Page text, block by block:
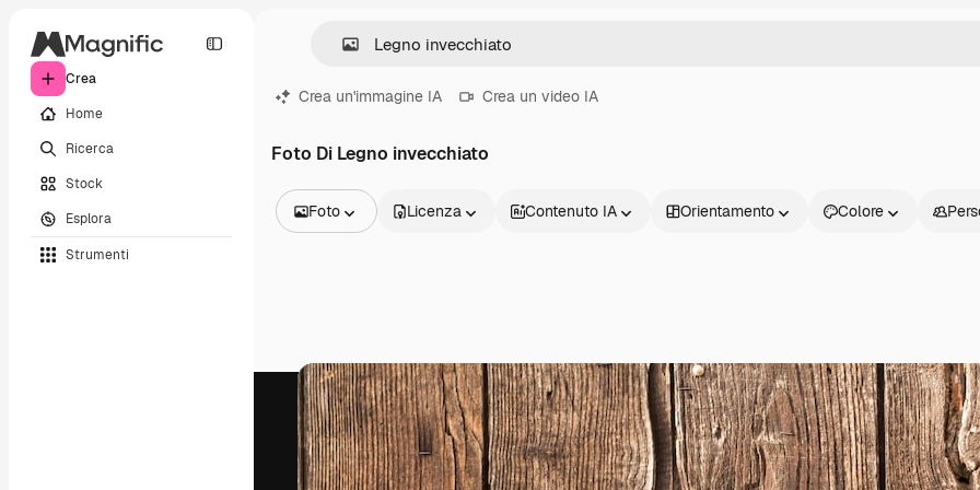
Crea
Home
Ricerca
Stock
Esplora
Strumenti
Crea un'immagine IA Crea un video IA
Foto Di Legno invecchiato
Foto
Video
Clip video
Motion graphic
Modelli di video
Icone
Modelli 3D
Font
Licenza Contenuto IA Orientamento Colore
Prodotti Inizia